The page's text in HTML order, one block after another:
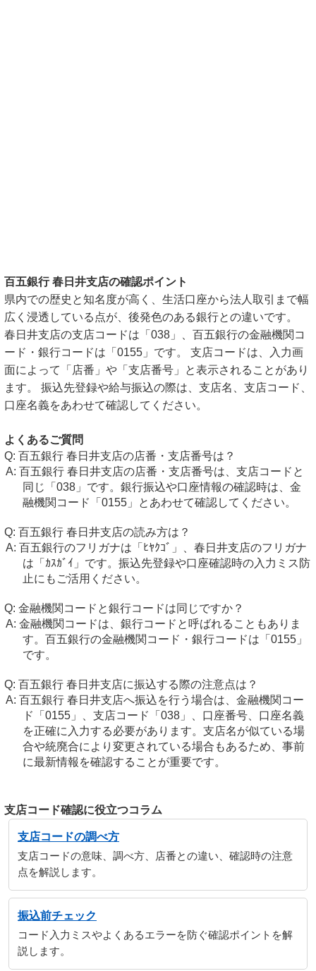
百五銀行 春日井支店の確認ポイント
県内での歴史と知名度が高く、生活口座から法人取引まで幅
広く浸透している点が、後発色のある銀行との違いです。
春日井支店の支店コードは「038」、百五銀行の金融機関コ
ード・銀行コードは「0155」です。 支店コードは、入力画
面によって「店番」や「支店番号」と表示されることがあり
ます。 振込先登録や給与振込の際は、支店名、支店コード、
口座名義をあわせて確認してください。
よくあるご質問
百五銀行 春日井支店の店番・支店番号は？
百五銀行 春日井支店の店番・支店番号は、支店コードと
同じ「038」です。銀行振込や口座情報の確認時は、金
融機関コード「0155」とあわせて確認してください。
百五銀行 春日井支店の読み方は？
百五銀行のフリガナは「ﾋﾔｸｺﾞ」、春日井支店のフリガナ
は「ｶｽｶﾞｲ」です。振込先登録や口座確認時の入力ミス防
止にもご活用ください。
金融機関コードと銀行コードは同じですか？
金融機関コードは、銀行コードと呼ばれることもありま
す。百五銀行の金融機関コード・銀行コードは「0155」
です。
百五銀行 春日井支店に振込する際の注意点は？
百五銀行 春日井支店へ振込を行う場合は、金融機関コー
ド「0155」、支店コード「038」、口座番号、口座名義
を正確に入力する必要があります。支店名が似ている場
合や統廃合により変更されている場合もあるため、事前
に最新情報を確認することが重要です。
支店コード確認に役立つコラム
支店コードの調べ方
支店コードの意味、調べ方、店番との違い、確認時の注意
点を解説します。
振込前チェック
コード入力ミスやよくあるエラーを防ぐ確認ポイントを解
説します。